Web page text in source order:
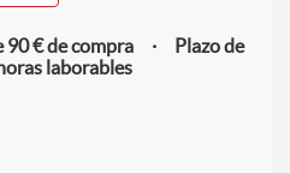
90 € de compra · Plazo de
laborables